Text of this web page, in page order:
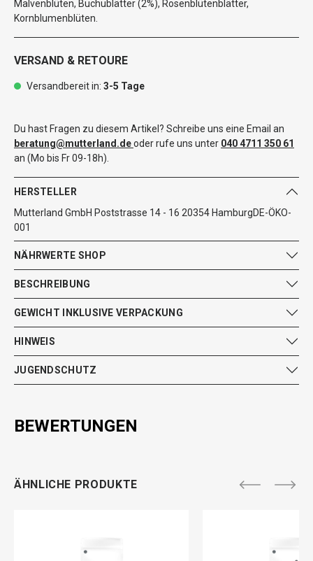
Malvenblüten, Buchublätter (2%), Rosenblütenblätter,
Kornblumenblüten.
VERSAND & RETOURE
Versandbereit in: 3-5 Tage
Du hast Fragen zu diesem Artikel? Schreibe uns eine Email an
beratung@mutterland.deoder rufe uns unter 040 4711 350 61
an (Mo bis Fr 09-18h).
HERSTELLER
Mutterland GmbH Poststrasse 14 - 16 20354 HamburgDE-ÖKO-
001
NÄHRWERTE SHOP
BESCHREIBUNG
GEWICHT INKLUSIVE VERPACKUNG
HINWEIS
JUGENDSCHUTZ
BEWERTUNGEN
ÄHNLICHE PRODUKTE